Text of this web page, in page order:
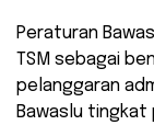
Peraturan
TSM sebagai
pelanggaran
Bawaslu tingkat